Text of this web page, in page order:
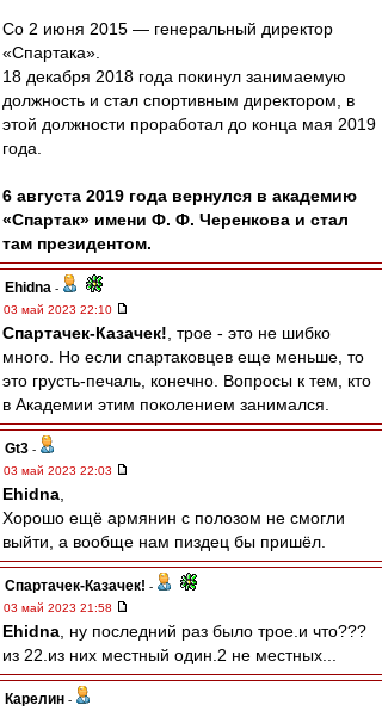
Со 2 июня 2015 — генеральный директор
«Спартака».
18 декабря 2018 года покинул занимаемую
должность и стал спортивным директором, в
этой должности проработал до конца мая 2019
года.
6 августа 2019 года вернулся в академию
«Спартак» имени Ф. Ф. Черенкова и стал
там президентом.
Ehidna -
03 май 2023 22:10
Спартачек-Казачек! , трое - это не шибко
много. Но если спартаковцев еще меньше, то
это грусть-печаль, конечно. Вопросы к тем, кто
в Академии этим поколением занимался.
Gt3 -
03 май 2023 22:03
Ehidna
Хорошо ещё армянин с полозом не смогли
выйти, а вообще нам пиздец бы пришёл.
Спартачек-Казачек! -
03 май 2023 21:58
Ehidna , ну последний раз было трое.и что???
из 22.из них местный один.2 не местных...
Карелин -